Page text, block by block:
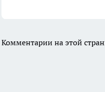
Комментарии на этой